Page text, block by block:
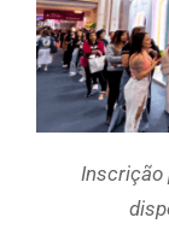
Inscrição